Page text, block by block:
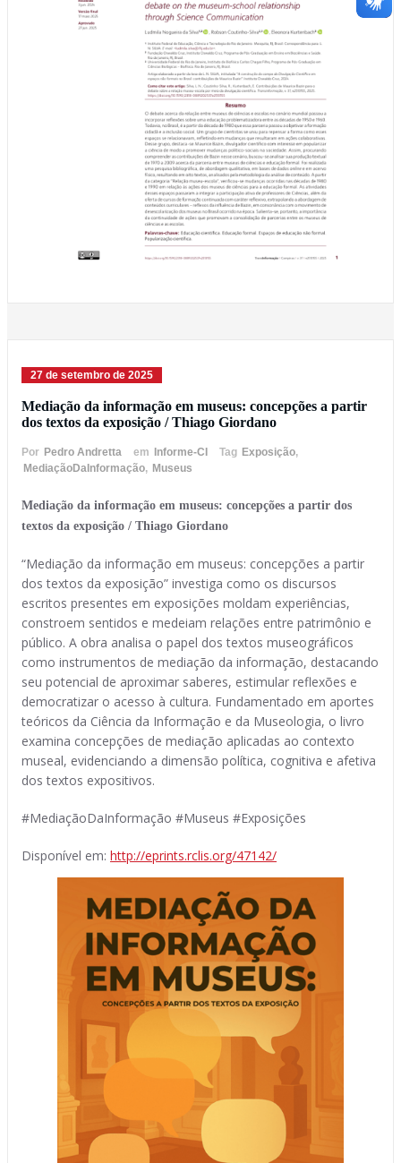
27 de setembro de 2025
Mediação da informação em museus: concepções a partir
dos textos da exposição / Thiago Giordano
Por Pedro Andretta em Informe-CI Tag Exposição,
MediaçãoDaInformação, Museus
Mediação da informação em museus: concepções a partir dos
textos da exposição / Thiago Giordano
“Mediação da informação em museus: concepções a partir
dos textos da exposição” investiga como os discursos
escritos presentes em exposições moldam experiências,
constroem sentidos e medeiam relações entre patrimônio e
público. A obra analisa o papel dos textos museográficos
como instrumentos de mediação da informação, destacando
seu potencial de aproximar saberes, estimular reflexões e
democratizar o acesso à cultura. Fundamentado em aportes
teóricos da Ciência da Informação e da Museologia, o livro
examina concepções de mediação aplicadas ao contexto
museal, evidenciando a dimensão política, cognitiva e afetiva
dos textos expositivos.
#MediaçãoDaInformação #Museus #Exposições
Disponível em: http://eprints.rclis.org/47142/